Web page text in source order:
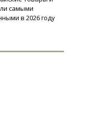
самыми
в 2026 году